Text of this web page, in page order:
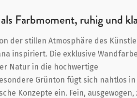
Farbmoment, ruhig und
der stillen Atmosphäre des
inspiriert. Die exklusive
Natur in die hochwertige
Grünton fügt sich nahtlos in
Konzepte ein. Fein, ausgewogen,